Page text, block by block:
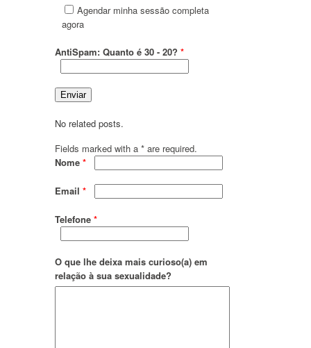
Agendar minha sessão completa
agora
AntiSpam: Quanto é 30 - 20? *
No related posts.
Fields marked with a * are required.
Nome *
Email *
Telefone *
O que lhe deixa mais curioso(a) em
relação à sua sexualidade?